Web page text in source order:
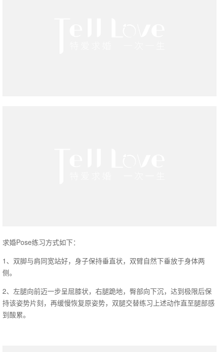
求婚Pose练习方式如下：
1、双脚与肩同宽站好，身子保持垂直状，双臂自然下垂放于身体两
侧。
2、左腿向前迈一步呈屈膝状，右腿跪地，臀部向下沉，达到极限后保
持该姿势片刻，再缓慢恢复原姿势，双腿交替练习上述动作直至腿部感
到酸累。